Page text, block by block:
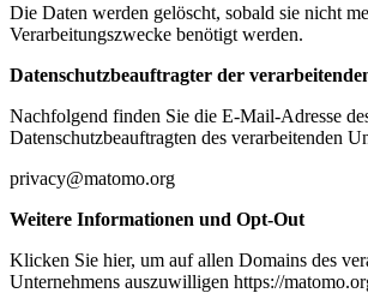
Die Daten werden gelöscht, sobald sie nicht
Verarbeitungszwecke benötigt werden.
Datenschutzbeauftragter der
Nachfolgend finden Sie die E-Mail-Adresse
Datenschutzbeauftragten des verarbeitenden
privacy@matomo.org
Weitere Informationen und Opt-Out
Klicken Sie hier, um auf allen Domains des
Unternehmens auszuwilligen https://